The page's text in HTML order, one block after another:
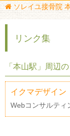
ソレイユ接骨院
リンク集
「本山駅」周辺
イクマデザイン
Webコンサルティ